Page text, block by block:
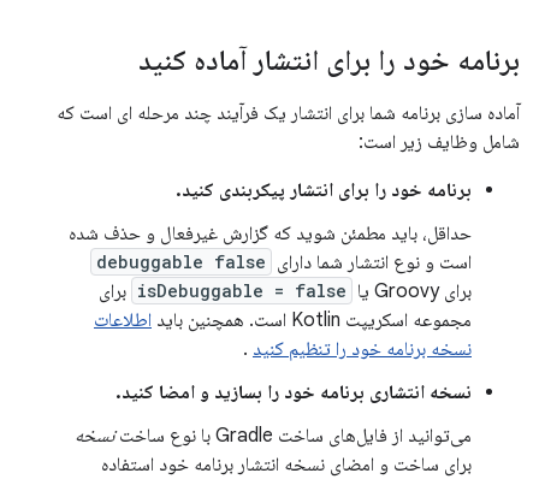
برنامه خود را برای انتشار آماده کنید
آماده سازی برنامه شما برای انتشار یک فرآیند چند مرحله ای است که
شامل وظایف زیر است:
برنامه خود را برای انتشار پیکربندی کنید.
حداقل، باید مطمئن شوید که گزارش غیرفعال و حذف شده
است و نوع انتشار شما دارای debuggable false
برای Groovy یا isDebuggable = false برای
مجموعه اسکریپت Kotlin است. همچنین باید
اطلاعات
نسخه برنامه خود را تنظیم کنید .
نسخه انتشاری برنامه خود را بسازید و امضا کنید.
می‌توانید از فایل‌های ساخت Gradle با نوع ساخت
نسخه
برای ساخت و امضای نسخه انتشار برنامه خود استفاده